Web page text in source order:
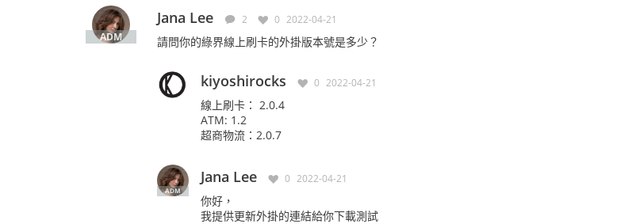
ADM
Jana Lee 2 0 2022-04-21
請問你的綠界線上刷卡的外掛版本號是多少？
kiyoshirocks 0 2022-04-21
線上刷卡： 2.0.4
ATM: 1.2
超商物流：2.0.7
ADM
Jana Lee 0 2022-04-21
你好，
我提供更新外掛的連結給你下載測試